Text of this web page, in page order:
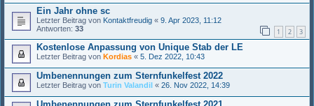
Ein Jahr ohne sc
Letzter Beitrag von Kontaktfreudig « 9. Apr 2023, 11:12
Antworten: 33 1 2 3
Kostenlose Anpassung von Unique Stab der LE
Letzter Beitrag von Kordias « 5. Dez 2022, 10:43
Umbenennungen zum Sternfunkelfest 2022
Letzter Beitrag von Turin Valandil « 26. Nov 2022, 14:39